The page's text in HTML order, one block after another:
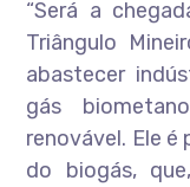
“Será a
Triângulo
abastecer
gás
renovável. Ele
do biogás,